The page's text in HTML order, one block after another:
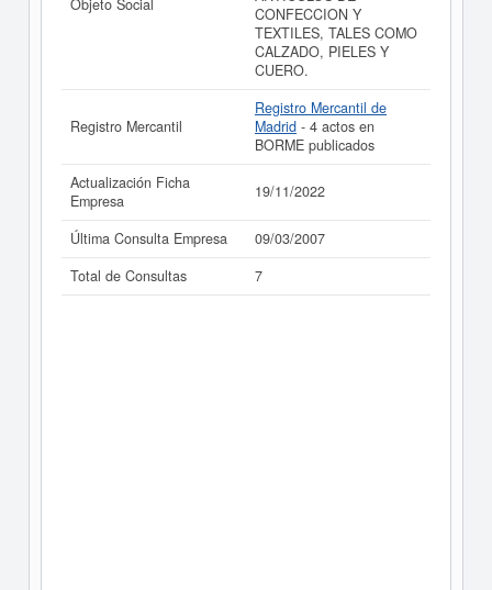
Objeto Social
CONFECCION Y
TEXTILES, TALES COMO
CALZADO, PIELES Y
CUERO.
Registro Mercantil
Registro Mercantil de
Madrid - 4 actos en
BORME publicados
Actualización Ficha
Empresa
19/11/2022
Última Consulta Empresa
09/03/2007
Total de Consultas
7